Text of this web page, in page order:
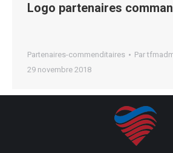
Logo partenaires
Partenaires-commenditaires Par
29 novembre 2018